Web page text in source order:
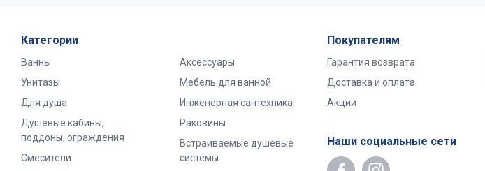
Категории
Ванны
Унитазы
Для душа
Душевые кабины,
поддоны, ограждения
Смесители
Аксессуары
Мебель для ванной
Инженерная сантехника
Раковины
Встраиваемые душевые
системы
Покупателям
Гарантия возврата
Доставка и оплата
Акции
Наши социальные сети